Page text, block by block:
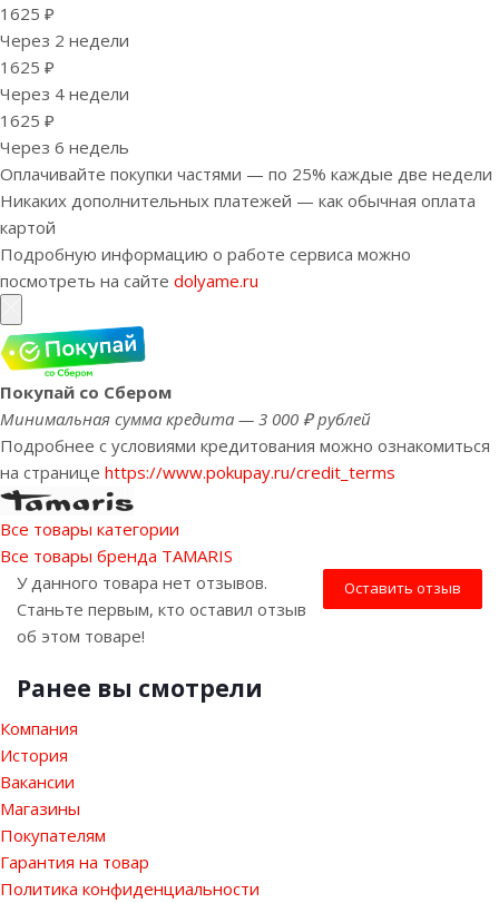
1625 ₽
Через 2 недели
1625 ₽
Через 4 недели
1625 ₽
Через 6 недель
Оплачивайте покупки частями — по 25% каждые две недели
Никаких дополнительных платежей — как обычная оплата
картой
Подробную информацию о работе сервиса можно
посмотреть на сайте dolyame.ru
Покупай со Сбером
Минимальная сумма кредита — 3 000 ₽ рублей
Подробнее с условиями кредитования можно ознакомиться
на странице https://www.pokupay.ru/credit_terms
Все товары категории
Все товары бренда TAMARIS
Оставить отзыв
У данного товара нет отзывов.
Станьте первым, кто оставил отзыв
об этом товаре!
Ранее вы смотрели
Компания
История
Вакансии
Магазины
Покупателям
Гарантия на товар
Политика конфиденциальности